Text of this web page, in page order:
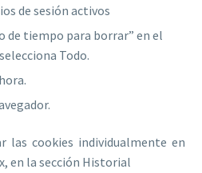
de sesión activos
de tiempo para borrar” en el
Todo.
las cookies individualmente en
en la sección Historial